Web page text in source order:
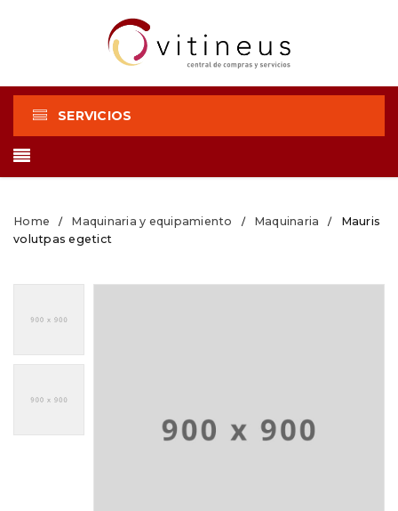
SERVICIOS
Home / Maquinaria y equipamiento / Maquinaria /
Mauris
volutpas egetict